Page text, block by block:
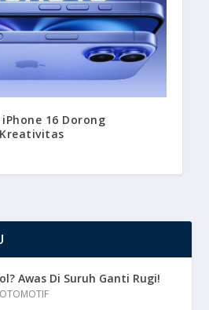
16 Dorong
Awas Di Suruh Ganti Rugi!
OTOMOTIF